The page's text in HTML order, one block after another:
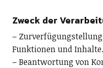
Zweck der
–
Funktionen und Inhalte.
– Beantwortung von